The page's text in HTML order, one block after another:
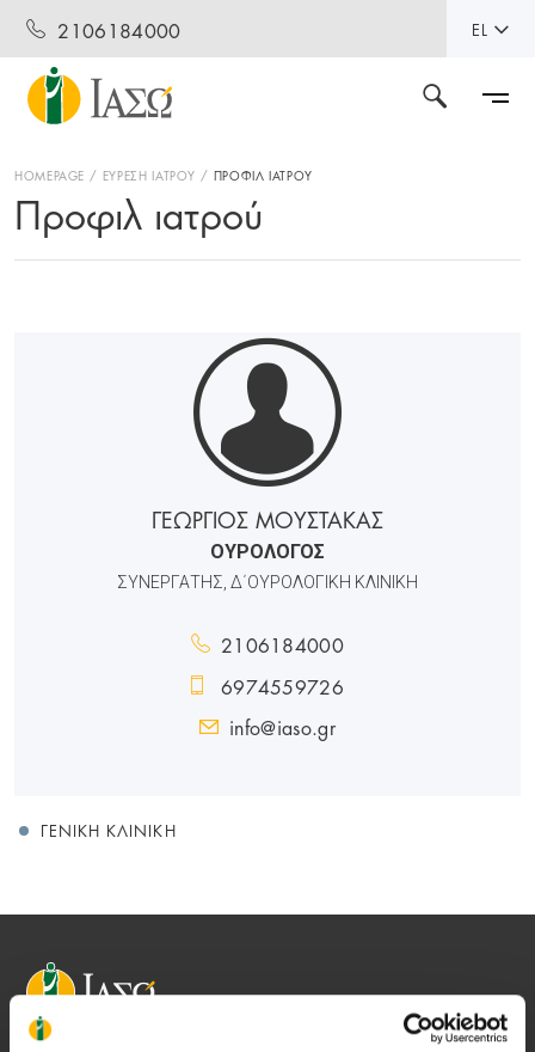
2106184000 EL
HOMEPAGE ΕΥΡΕΣΗ ΙΑΤΡΟΥ ΠΡΟΦΙΛ ΙΑΤΡΟΥ
Προφιλ ιατρού
ΓΕΩΡΓΙΟΣ ΜΟΥΣΤΑΚΑΣ
ΟΥΡΟΛΟΓΟΣ
ΣΥΝΕΡΓΑΤΗΣ, Δ΄ΟΥΡΟΛΟΓΙΚΗ ΚΛΙΝΙΚΗ
2106184000
6974559726
info@iaso.gr
ΓΕΝΙΚΉ ΚΛΙΝΙΚΉ